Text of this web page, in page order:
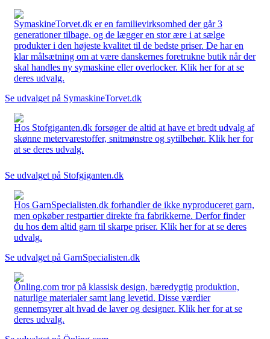
SymaskineTorvet.dk er en familievirksomhed der går 3
generationer tilbage, og de lægger en stor ære i at sælge
produkter i den højeste kvalitet til de bedste priser. De har en
klar målsætning om at være danskernes foretrukne butik når der
skal handles ny symaskine eller overlocker. Klik her for at se
deres udvalg.
Se udvalget på SymaskineTorvet.dk
Hos Stofgiganten.dk forsøger de altid at have et bredt udvalg af
skønne metervarestoffer, snitmønstre og sytilbehør. Klik her for
at se deres udvalg.
Se udvalget på Stofgiganten.dk
Hos GarnSpecialisten.dk forhandler de ikke nyproduceret garn,
men opkøber restpartier direkte fra fabrikkerne. Derfor finder
du hos dem altid garn til skarpe priser. Klik her for at se deres
udvalg.
Se udvalget på GarnSpecialisten.dk
Önling.com tror på klassisk design, bæredygtig produktion,
naturlige materialer samt lang levetid. Disse værdier
gennemsyrer alt hvad de laver og designer. Klik her for at se
deres udvalg.